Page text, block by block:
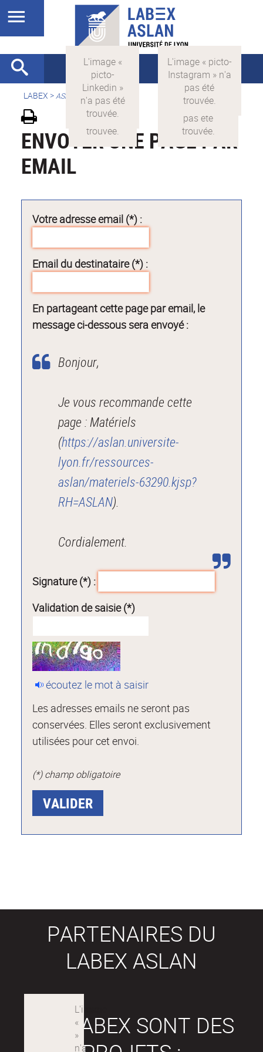
LABEX >ASLAN
ENVOYER UNE PAGE PAR
EMAIL
Votre adresse email (*) :
Email du destinataire (*) :
En partageant cette page par email, le
message ci-dessous sera envoyé :
Bonjour,
Je vous recommande cette
page : Matériels
(https://aslan.universite-
lyon.fr/ressources-
aslan/materiels-63290.kjsp?
RH=ASLAN).
Cordialement.
Signature (*) :
Validation de saisie (*)
écoutez le mot à saisir
Les adresses emails ne seront pas
conservées. Elles seront exclusivement
utilisées pour cet envoi.
(*) champ obligatoire
PARTENAIRES DU
LABEX ASLAN
LES LABEX SONT DES